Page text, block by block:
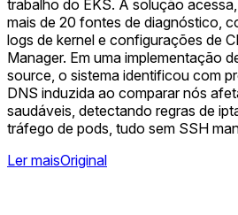
trabalho do EKS. A solução
mais de 20 fontes de diagnóstico,
logs de kernel e configurações de
Manager. Em uma implementação
source, o sistema identificou com
DNS induzida ao comparar nós
saudáveis, detectando regras de
tráfego de pods, tudo sem SSH
Ler maisOriginal